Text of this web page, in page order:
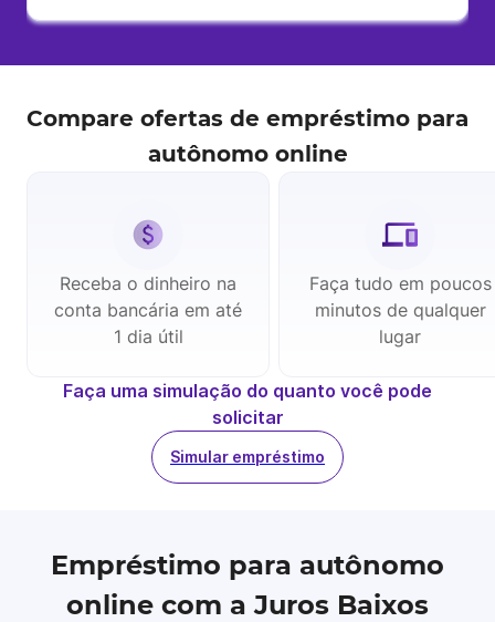
Compare ofertas de empréstimo para
autônomoonline
Receba o dinheiro na
conta bancária em até
1 dia útil
Faça tudo em poucos
minutos de qualquer
lugar
Faça uma simulação do quanto você pode
solicitar
Simular empréstimo
Empréstimo para autônomo
online com a Juros Baixos